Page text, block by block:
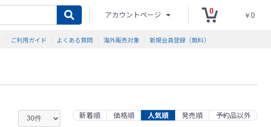
アカウントページ 0
￥0
ご利用ガイド よくある質問 海外販売対象 新規会員登録（無料）
新着順 価格順 人気順 発売順 予約品以外